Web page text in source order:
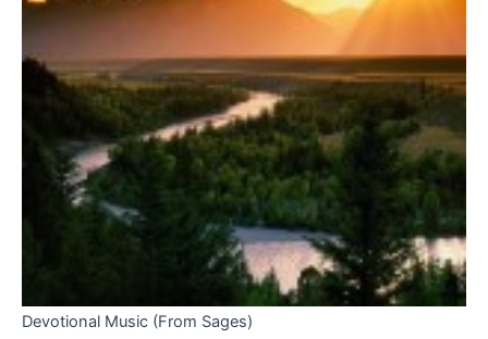
Devotional Music (From Sages)